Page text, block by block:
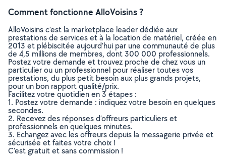
Comment fonctionne AlloVoisins ?
AlloVoisins c’est la marketplace leader dédiée aux
prestations de services et à la location de matériel, créée en
2013 et plébiscitée aujourd’hui par une communauté de plus
de 4,5 millions de membres, dont 300 000 professionnels.
Postez votre demande et trouvez proche de chez vous un
particulier ou un professionnel pour réaliser toutes vos
prestations, du plus petit besoin aux plus grands projets,
pour un bon rapport qualité/prix.
Facilitez votre quotidien en 3 étapes :
1. Postez votre demande : indiquez votre besoin en quelques
secondes.
2. Recevez des réponses d’offreurs particuliers et
professionnels en quelques minutes.
3. Echangez avec les offreurs depuis la messagerie privée et
sécurisée et faites votre choix !
C’est gratuit et sans commission !